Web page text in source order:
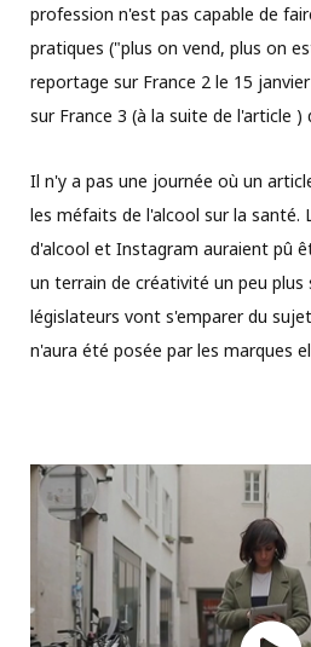
profession n'est pas capable de
pratiques ("plus on vend, plus on
reportage sur France 2 le 15
sur France 3 (à la suite de l'article
Il n'y a pas une journée où un
les méfaits de l'alcool sur la santé.
d'alcool et Instagram auraient pû
un terrain de créativité un peu plus
législateurs vont s'emparer du
n'aura été posée par les marques